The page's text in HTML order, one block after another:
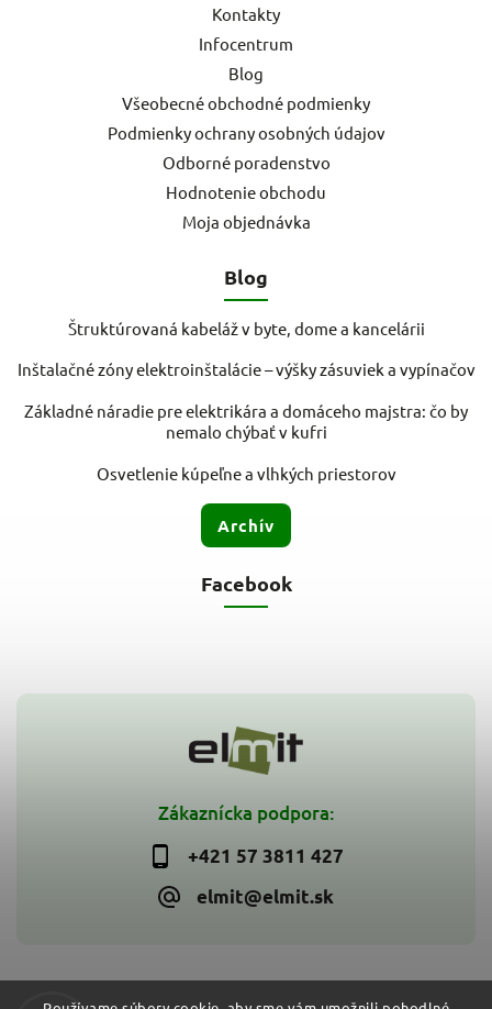
Zákaznícka podpora:
+421 57 3811 427
elmit@elmit.sk
Kontakty
Infocentrum
Blog
Všeobecné obchodné podmienky
Podmienky ochrany osobných údajov
Odborné poradenstvo
Hodnotenie obchodu
Moja objednávka
Blog
Štruktúrovaná kabeláž v byte, dome a kancelárii
Inštalačné zóny elektroinštalácie – výšky zásuviek a vypínačov
Základné náradie pre elektrikára a domáceho majstra: čo by
nemalo chýbať v kufri
Osvetlenie kúpeľne a vlhkých priestorov
Archív
Facebook